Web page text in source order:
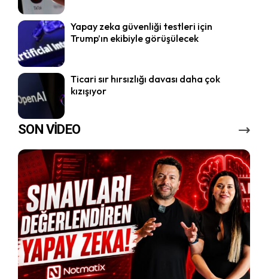
Yapay zeka güvenliği testleri için
Trump’ın ekibiyle görüşülecek
Ticari sır hırsızlığı davası daha çok
kızışıyor
SON VİDEO